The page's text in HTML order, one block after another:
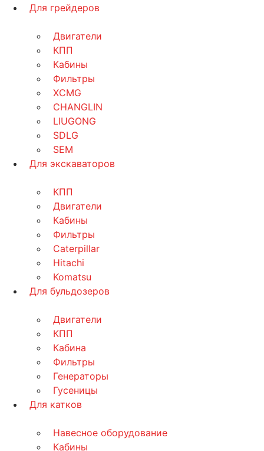
Для грейдеров
Двигатели
КПП
Кабины
Фильтры
XCMG
CHANGLIN
LIUGONG
SDLG
SEM
Для экскаваторов
КПП
Двигатели
Кабины
Фильтры
Caterpillar
Hitachi
Komatsu
Для бульдозеров
Двигатели
КПП
Кабина
Фильтры
Генераторы
Гусеницы
Для катков
Навесное оборудование
Кабины